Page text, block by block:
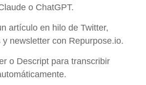
o ChatGPT.
artículo en hilo de Twitter,
newsletter con Repurpose.io.
o Descript para transcribir